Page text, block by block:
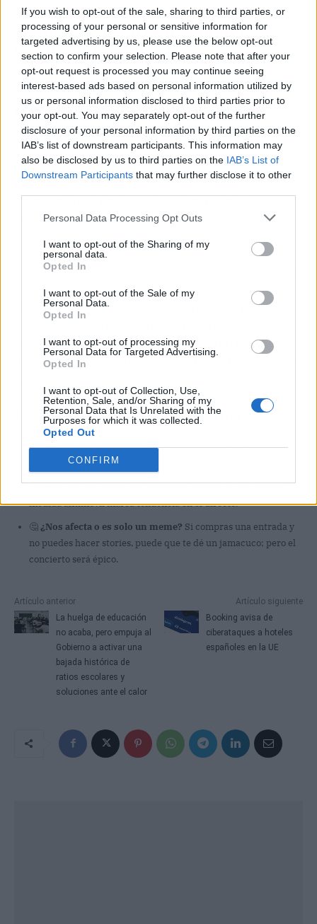
If you wish to opt-out of the sale, sharing to third parties, or
processing of your personal or sensitive information for
targeted advertising by us, please use the below opt-out
section to confirm your selection. Please note that after your
opt-out request is processed you may continue seeing
interest-based ads based on personal information utilized by
us or personal information disclosed to third parties prior to
your opt-out. You may separately opt-out of the further
disclosure of your personal information by third parties on the
IAB’s list of downstream participants. This information may
also be disclosed by us to third parties on the IAB’s List of
Downstream Participants that may further disclose it to other
Personal Data Processing Opt Outs
I want to opt-out of the Sharing of my
personal data.
Opted In
I want to opt-out of the Sale of my
Personal Data.
Opted In
I want to opt-out of processing my
Personal Data for Targeted Advertising.
Opted In
I want to opt-out of Collection, Use,
Retention, Sale, and/or Sharing of my
Personal Data that Is Unrelated with the
Purposes for which it was collected.
Opted Out
CONFIRM
¿Capricho de diva o el mejor
regalo para el público?
Es fácil tildar la medida de postureo indie, pero
lo cierto es que cada vez más artistas de primer
nivel apuestan por conciertos libres de móviles
y la respuesta del público es abrumadoramente
positiva. La desconexión forzosa permite que el
show se llene de matices que se pierden cuando
media sala está pendiente del encuadre.
Bridgers, que nunca ha sido amiga de la
sobreexposición digital, da un paso lógico.
Si a eso le sumas que el tour arranca con un
Madison a reventar y el disco más esperado del
año, la ecuación sale a favor. ‘Lost Weekend’ se
lanza el 14 de agosto y, a juzgar por el ruido
acumulado, vamos a tener un verano de
playlists teñidas de desamor y guitarras
acústicas. Que el single de mañana nos pille con
El resumen para vagos (TL;DR)
🎯¿Qué ha pasado?Phoebe Bridgers anuncia disco, single
mañana y gira sin teléfonos.
🔥¿Por qué importa?Es su primer álbum en seis años y la
medida antimóvil marca tendencia en el directo.
🤔¿Nos afecta o es solo un meme? Si compras una entrada y
no puedes hacer stories, puede que te dé un jamacuco; pero el
concierto será épico.
Artículo anterior
La huelga de educación
no acaba, pero empuja al
Gobierno a activar una
bajada histórica de
ratios escolares y
soluciones ante el calor
Artículo siguiente
Booking avisa de
ciberataques a hoteles
españoles en la UE